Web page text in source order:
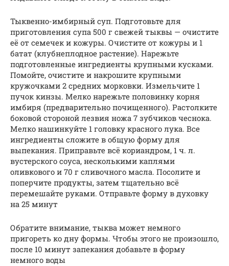
Тыквенно-имбирный суп. Подготовьте для
приготовления супа 500 г свежей тыквы — очистите
её от семечек и кожуры. Очистите от кожуры и 1
батат (клубнеплодное растение). Нарежьте
подготовленные ингредиенты крупными кусками.
Помойте, очистите и накрошите крупными
кружочками 2 средних морковки. Измельчите 1
пучок кинзы. Мелко нарежьте половинку корня
имбиря (предварительно почищенного). Растолките
боковой стороной лезвия ножа 7 зубчиков чеснока.
Мелко нашинкуйте 1 головку красного лука. Все
ингредиенты сложите в общую форму для
выпекания. Приправьте всё кориандром, 1 ч. л.
вустерского соуса, несколькими каплями
оливкового и 70 г сливочного масла. Посолите и
поперчите продукты, затем тщательно всё
перемешайте руками. Отправьте форму в духовку
на 25 минут
Обратите внимание, тыква может немного
пригореть ко дну формы. Чтобы этого не произошло,
после 10 минут запекания добавьте в форму
немного воды